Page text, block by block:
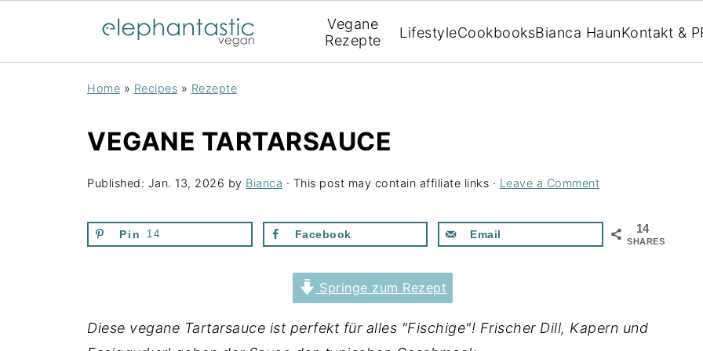
Vegane
Rezepte
LifestyleCookbooksBianca HaunKontakt &
Home » Recipes » Rezepte
VEGANE TARTARSAUCE
Published: Jan. 13, 2026 by Bianca · This post may contain affiliate links · Leave a Comment
14
SHARES
Pin 14 Facebook Email
Springe zum Rezept
Diese vegane Tartarsauce ist perfekt für alles "Fischige"! Frischer Dill, Kapern und